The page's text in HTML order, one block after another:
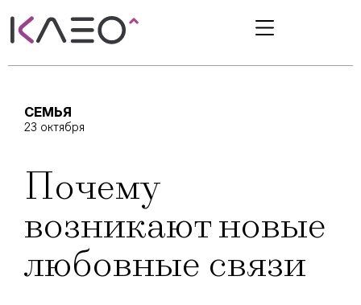
СЕМЬЯ
23 октября
Почему
возникают новые
любовные связи